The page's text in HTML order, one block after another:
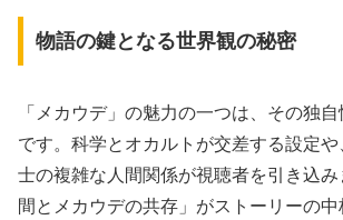
物語の鍵となる世界観の秘密
「メカウデ」の魅力の一つは、その独
です。科学とオカルトが交差する設定や
士の複雑な人間関係が視聴者を引き込み
間とメカウデの共存」がストーリーの